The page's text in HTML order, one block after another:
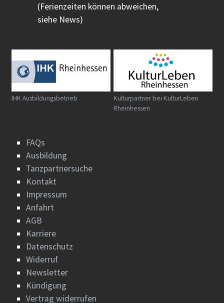
(Ferienzeiten können abweichen,
siehe News)
IHK Ausbildungsbetrieb
Kulturpartner bei KulturLeben
Rheinhessen
FAQs
Ausbildung
Tanzpartnersuche
Kontakt
Impressum
Anfahrt
AGB
Karriere
Datenschutz
Widerruf
Newsletter
Kündigung
Vertrag widerrufen